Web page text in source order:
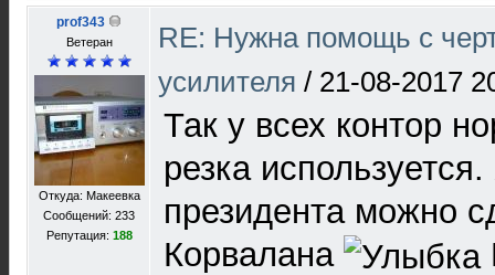
prof343
Ветеран
Откуда: Макеевка
Сообщений: 233
Репутация: 188
RE: Нужна помощь с
усилителя / 21-08-2017
Так у всех контор
резка
президента можно
Корвалана